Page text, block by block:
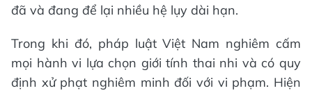
đã và đang để lại nhiều hệ lụy dài hạn.
Trong khi đó, pháp luật Việt Nam nghiêm cấm
mọi hành vi lựa chọn giới tính thai nhi và có quy
định xử phạt nghiêm minh đối với vi phạm. Hiện